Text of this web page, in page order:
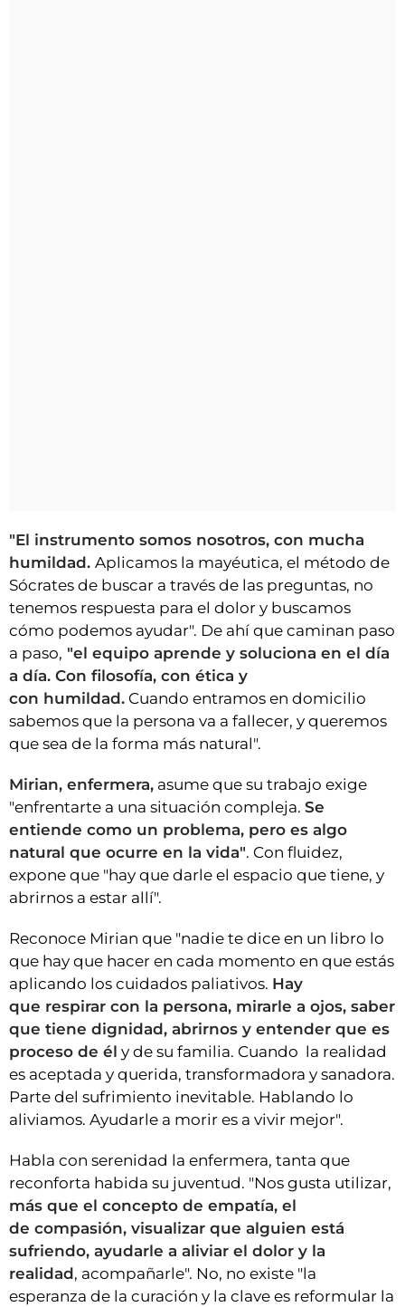
"El instrumento somos nosotros, con mucha
humildad. Aplicamos la mayéutica, el método de
Sócrates de buscar a través de las preguntas, no
tenemos respuesta para el dolor y buscamos
cómo podemos ayudar". De ahí que caminan paso
a paso, "el equipo aprende y soluciona en el día
a día. Con filosofía, con ética y
con humildad. Cuando entramos en domicilio
sabemos que la persona va a fallecer, y queremos
que sea de la forma más natural".
Mirian, enfermera, asume que su trabajo exige
"enfrentarte a una situación compleja. Se
entiende como un problema, pero es algo
natural que ocurre en la vida". Con fluidez,
expone que "hay que darle el espacio que tiene, y
abrirnos a estar allí".
Reconoce Mirian que "nadie te dice en un libro lo
que hay que hacer en cada momento en que estás
aplicando los cuidados paliativos. Hay
que respirar con la persona, mirarle a ojos, saber
que tiene dignidad, abrirnos y entender que es
proceso de él y de su familia. Cuando la realidad
es aceptada y querida, transformadora y sanadora.
Parte del sufrimiento inevitable. Hablando lo
aliviamos. Ayudarle a morir es a vivir mejor".
Habla con serenidad la enfermera, tanta que
reconforta habida su juventud. "Nos gusta utilizar,
más que el concepto de empatía, el
de compasión, visualizar que alguien está
sufriendo, ayudarle a aliviar el dolor y la
realidad, acompañarle". No, no existe "la
esperanza de la curación y la clave es reformular la